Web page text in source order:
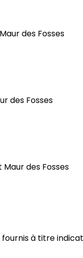
des Fosses
des Fosses
Maur des Fosses
à titre